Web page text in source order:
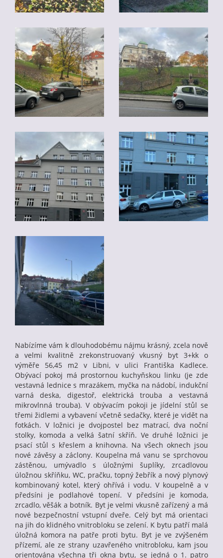
Nabízíme vám k dlouhodobému nájmu krásný, zcela nově
a velmi kvalitně zrekonstruovaný vkusný byt 3+kk o
výměře 56,45 m2 v Libni, v ulici Františka Kadlece.
Obývací pokoj má prostornou kuchyňskou linku (je zde
vestavná lednice s mrazákem, myčka na nádobí, indukční
varná deska, digestoř, elektrická trouba a vestavná
mikrovlnná trouba). V obývacím pokoji je jídelní stůl se
třemi židlemi a vybavení včetně sedačky, které je vidět na
fotkách. V ložnici je dvojpostel bez matrací, dva noční
stolky, komoda a velká šatní skříň. Ve druhé ložnici je
psací stůl s křeslem a knihovna. Na všech oknech jsou
nové závěsy a záclony. Koupelna má vanu se sprchovou
zástěnou, umývadlo s úložnými šuplíky, zrcadlovou
úložnou skříňku, WC, pračku, topný žebřík a nový plynový
kombinovaný kotel, který ohřívá i vodu. V koupelně a v
předsíni je podlahové topení. V předsíni je komoda,
zrcadlo, věšák a botník. Byt je velmi vkusně zařízený a má
nové bezpečnostní vstupní dveře. Celý byt má orientaci
na jih do klidného vnitrobloku se zelení. K bytu patří malá
úložná komora na patře proti bytu. Byt je ve zvýšeném
přízemí, ale ze strany uzavřeného vnitrobloku, kam jsou
orientována všechna tři okna bytu, se jedná o 1. patro